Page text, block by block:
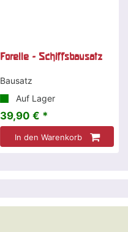
Forelle - Schiffsbausatz
Bausatz
Auf Lager
39,90 € *
In den Warenkorb